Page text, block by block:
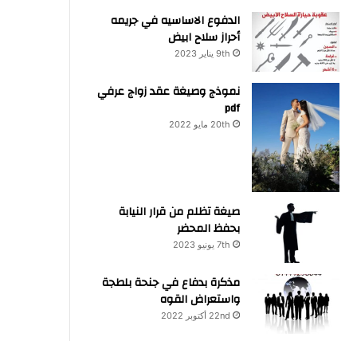
الدفوع الاساسيه في جريمه
أحراز سلاح ابيض
9th يناير 2023
نموذج وصيغة عقد زواج عرفي
pdf
20th مايو 2022
صيغة تظلم من قرار النيابة
بحفظ المحضر
7th يونيو 2023
مذكرة بدفاع في جنحة بلطجة
واستعراض القوه
22nd أكتوبر 2022